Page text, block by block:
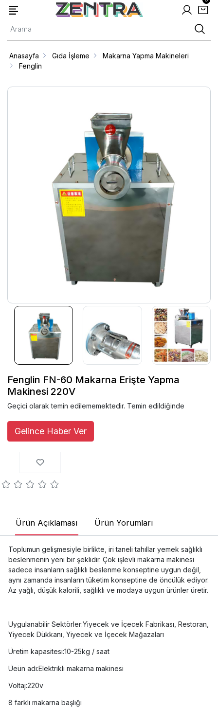
Anasayfa Gıda İşleme
Makarna Yapma Makineleri
Fenglin
Fenglin FN-60 Makarna Erişte Yapma
Makinesi 220V
Geçici olarak temin edilememektedir. Temin edildiğinde
Gelince Haber Ver
Ürün Açıklaması Ürün Yorumları
Toplumun gelişmesiyle birlikte, iri taneli tahıllar yemek sağlıklı
beslenmenin yeni bir şeklidir. Çok işlevli makarna makinesi
sadece insanların sağlıklı beslenme konseptine uygun değil,
aynı zamanda insanların tüketim konseptine de öncülük ediyor.
Az yağlı, düşük kalorili, sağlıklı ve modaya uygun ürünler üretir.
Uygulanabilir Sektörler:Yiyecek ve İçecek Fabrikası, Restoran,
Yiyecek Dükkanı, Yiyecek ve İçecek Mağazaları
Üretim kapasitesi:10-25kg / saat
Üeün adı:Elektrikli makarna makinesi
Voltaj:220v
8 farklı makarna başlığı